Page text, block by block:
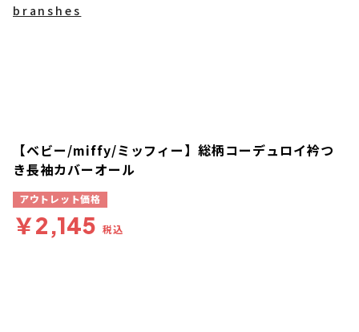
branshes
【ベビー/miffy/ミッフィー】総柄コーデュロイ衿つ
き長袖カバーオール
アウトレット価格
￥2,145 税込